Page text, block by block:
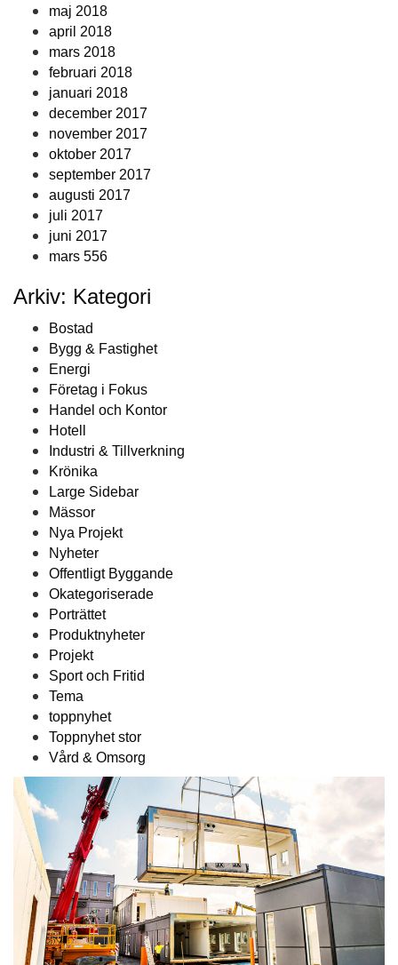
maj 2018
april 2018
mars 2018
februari 2018
januari 2018
december 2017
november 2017
oktober 2017
september 2017
augusti 2017
juli 2017
juni 2017
mars 556
Arkiv: Kategori
Bostad
Bygg & Fastighet
Energi
Företag i Fokus
Handel och Kontor
Hotell
Industri & Tillverkning
Krönika
Large Sidebar
Mässor
Nya Projekt
Nyheter
Offentligt Byggande
Okategoriserade
Porträttet
Produktnyheter
Projekt
Sport och Fritid
Tema
toppnyhet
Toppnyhet stor
Vård & Omsorg